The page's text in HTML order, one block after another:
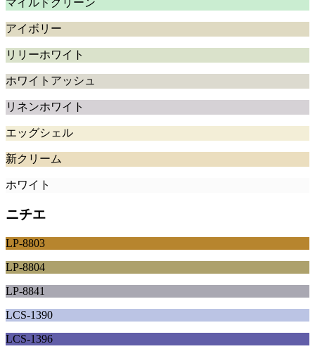
アイボリー
リリーホワイト
ホワイトアッシュ
リネンホワイト
エッグシェル
新クリーム
ホワイト
ニチエ
LP-8803
LP-8804
LP-8841
LCS-1390
LCS-1396